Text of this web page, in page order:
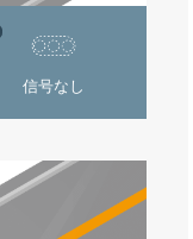
信号なし